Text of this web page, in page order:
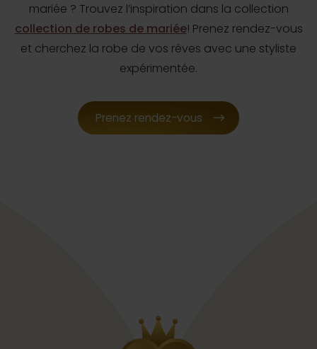
mariée ? Trouvez l’inspiration dans la collection
collection de robes de mariée! Prenez rendez-vous
et cherchez la robe de vos rêves avec une styliste
expérimentée.
Prenez rendez-vous